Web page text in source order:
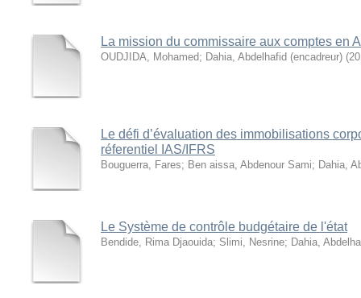
La mission du commissaire aux comptes en
OUDJIDA, Mohamed; Dahia, Abdelhafid (encadreur) (
Le défi d’évaluation des immobilisations
réferentiel IAS/IFRS
Bouguerra, Fares; Ben aissa, Abdenour Sami; Dahia,
Le Système de contrôle budgétaire de l'état
Bendide, Rima Djaouida; Slimi, Nesrine; Dahia,